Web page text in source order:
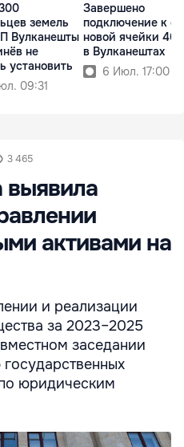
земель
Вулканешты
не
установить
09:31
Завершено
подключение к
новой ячейки
в Вулканештах
6 Июл. 17:00
3 465
выявила
активами на
и реализации
за 2023–2025
заседании
юридическим